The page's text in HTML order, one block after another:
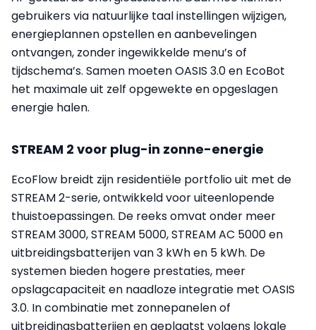
gebruikers via natuurlijke taal instellingen wijzigen,
energieplannen opstellen en aanbevelingen
ontvangen, zonder ingewikkelde menu’s of
tijdschema’s. Samen moeten OASIS 3.0 en EcoBot
het maximale uit zelf opgewekte en opgeslagen
energie halen.
STREAM 2 voor plug-in zonne-energie
EcoFlow breidt zijn residentiële portfolio uit met de
STREAM 2-serie, ontwikkeld voor uiteenlopende
thuistoepassingen. De reeks omvat onder meer
STREAM 3000, STREAM 5000, STREAM AC 5000 en
uitbreidingsbatterijen van 3 kWh en 5 kWh. De
systemen bieden hogere prestaties, meer
opslagcapaciteit en naadloze integratie met OASIS
3.0. In combinatie met zonnepanelen of
uitbreidingsbatterijen en geplaatst volgens lokale